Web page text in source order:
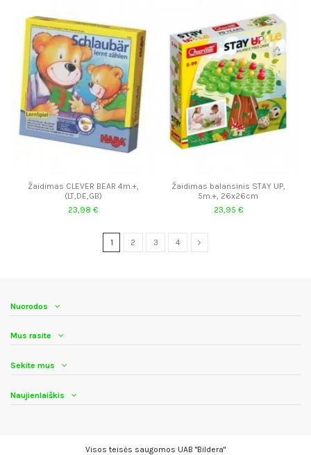
Žaidimas CLEVER BEAR 4m.+,
(LT,DE,GB)
23,98 €
Žaidimas balansinis STAY UP,
5m.+, 26x26cm
23,95 €
1 2 3 4
Nuorodos
Mus rasite
Sekite mus
Naujienlaiškis
Visos teisės saugomos UAB "Bildera"